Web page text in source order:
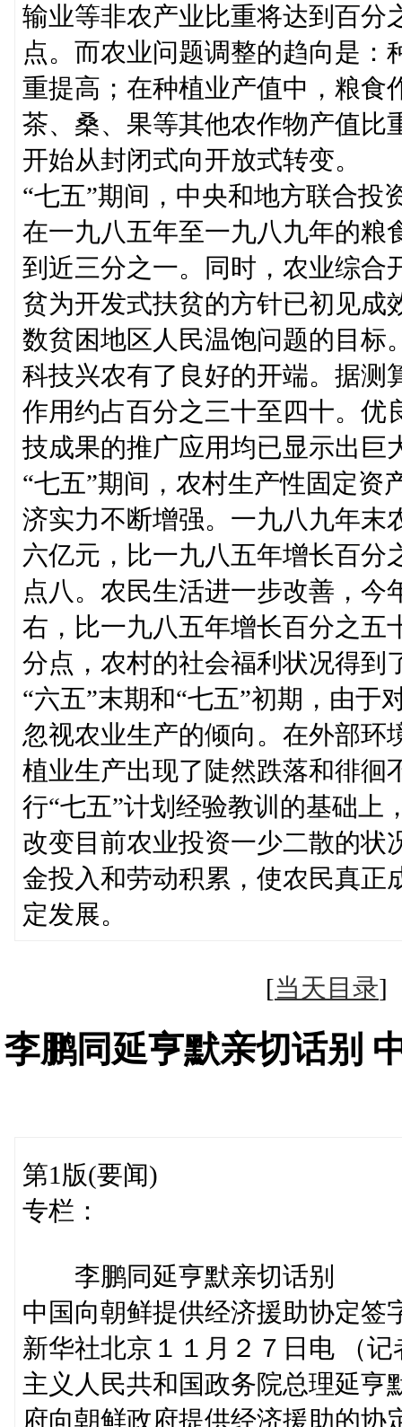
输业等非农产业比重将达到百分
点。而农业问题调整的趋向是
重提高；在种植业产值中，粮食
茶、桑、果等其他农作物产值比
开始从封闭式向开放式转变。
“七五”期间，中央和地方联合投
在一九八五年至一九八九年的粮
到近三分之一。同时，农业综合
贫为开发式扶贫的方针已初见成
数贫困地区人民温饱问题的目标
科技兴农有了良好的开端。据测
作用约占百分之三十至四十。优
技成果的推广应用均已显示出巨
“七五”期间，农村生产性固定资
济实力不断增强。一九八九年末
六亿元，比一九八五年增长百分
点八。农民生活进一步改善，
右，比一九八五年增长百分之五
分点，农村的社会福利状况得到
“六五”末期和“七五”初期，由于
忽视农业生产的倾向。在外部环
植业生产出现了陡然跌落和徘徊
行“七五”计划经验教训的基础上
改变目前农业投资一少二散的状
金投入和劳动积累，使农民真正
定发展。
[当天目录
李鹏同延亨默亲切话别
第1版(要闻)
专栏：
李鹏同延亨默亲切话别
中国向朝鲜提供经济援助协定签
新华社北京１１月２７日电 （
主义人民共和国政务院总理延亨
府向朝鲜政府提供经济援助的协